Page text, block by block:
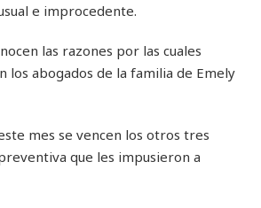
e improcedente.
las razones por las cuales
los abogados de la familia de Emely
mes se vencen los otros tres
que les impusieron a